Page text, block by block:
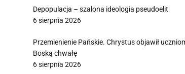
Depopulacja – szalona ideologia pseudoelit
6 sierpnia 2026
Przemienienie Pańskie. Chrystus objawił
Boską chwałę
6 sierpnia 2026